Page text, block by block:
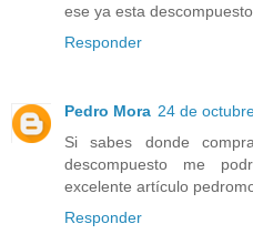
ese ya esta
Responder
Pedro Mora 24 de
Si sabes donde
descompuesto me
excelente artículo
Responder